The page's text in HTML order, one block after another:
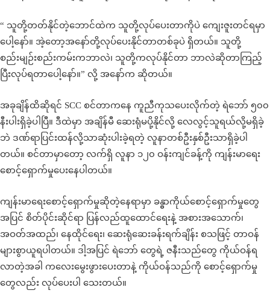
“ သူတို့တတ်နိုင်တဲ့ဘောင်ထဲက သူတို့လုပ်ပေးတာကိုပဲ ကျေးဇူးတင်ရမှာ
ပေါ့နော်။ အဲ့တော့အနော်တို့လုပ်ပေးနိုင်တာတစ်ခုပဲ ရှိတယ်။ သူတို့
စည်းမျဉ်းစည်းကမ်းကဘာလဲ၊ သူတို့ကလုပ်နိုင်တာ ဘာလဲဆိုတာကြည့်
ပြီးလုပ်ရတာပေါ့နော်။” လို့ အနော်က ဆိုတယ်။
အခုချိန်ထိဆိုရင် SCC စင်တာကနေ ကူညီကုသပေးလိုက်တဲ့ ရဲဘော် ၅၀၀
နီးပါးရှိခဲ့ပါပြီ။ ဒီထဲမှာ အချိန်မီ ဆေးရုံမပို့နိုင်လို့ လေလွင့်သူရယ်လို့မရှိခဲ့
ဘဲ ဒဏ်ရာပြင်းထန်လို့သာဆုံးပါးခဲ့ရတဲ့ လူနာတစ်ဦးနှစ်ဦးသာရှိခဲ့ပါ
တယ်။ စင်တာမှာတော့ လက်ရှိ လူနာ ၁၂၀ ဝန်းကျင်ခန့်ကို ကျန်းမာရေး
စောင့်ရှောက်မှုပေးနေပါတယ်။
ကျန်းမာရေးစောင့်ရှောက်မှုဆိုတဲ့နေရာမှာ ခန္ဓာကိုယ်စောင့်ရှောက်မှုတွေ
အပြင် စိတ်ပိုင်းဆိုင်ရာ ပြန်လည်ထူထောင်ရေးနဲ့ အစားအသောက်၊
အဝတ်အထည်၊ နေထိုင်ရေး၊ ဆေးရုံဆေးခန်းရက်ချိန်း စသဖြင့် တာဝန်
များစွာယူရပါတယ်။ ဒါ့အပြင် ရဲဘော် တွေရဲ့ ဇနီးသည်တွေ ကိုယ်ဝန်ရ
လာတဲ့အခါ ကလေးမွေးဖွားပေးတာနဲ့ ကိုယ်ဝန်သည်ကို စောင့်ရှောက်မှု
တွေလည်း လုပ်ပေးပါ သေးတယ်။